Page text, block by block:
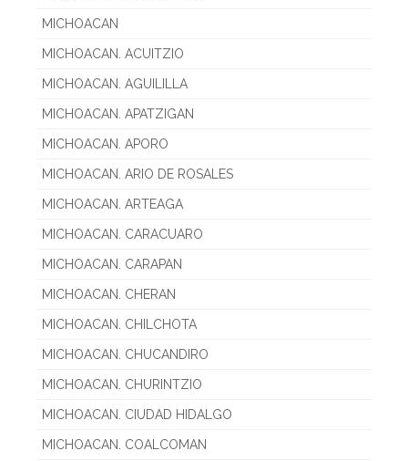
MICHOACAN
MICHOACAN. ACUITZIO
MICHOACAN. AGUILILLA
MICHOACAN. APATZIGAN
MICHOACAN. APORO
MICHOACAN. ARIO DE ROSALES
MICHOACAN. ARTEAGA
MICHOACAN. CARACUARO
MICHOACAN. CARAPAN
MICHOACAN. CHERAN
MICHOACAN. CHILCHOTA
MICHOACAN. CHUCANDIRO
MICHOACAN. CHURINTZIO
MICHOACAN. CIUDAD HIDALGO
MICHOACAN. COALCOMAN